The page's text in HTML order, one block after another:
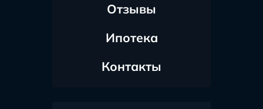
Отзывы
Ипотека
Контакты